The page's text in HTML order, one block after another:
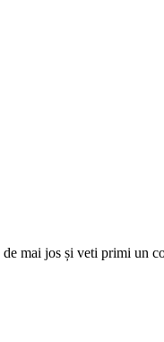
mai jos și veti primi